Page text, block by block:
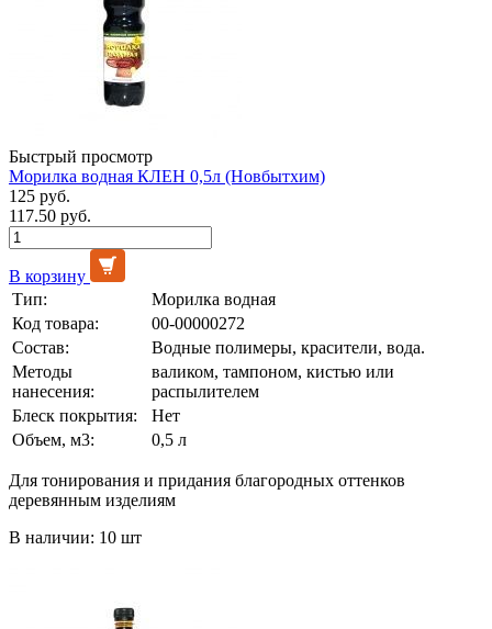
Быстрый просмотр
Морилка водная КЛЕН 0,5л (Новбытхим)
125 руб.
117.50 руб.
В корзину
Тип:
Морилка водная
Код товара:
00-00000272
Состав:
Водные полимеры, красители, вода.
Методы
нанесения:
валиком, тампоном, кистью или
распылителем
Блеск покрытия:
Нет
Объем, м3:
0,5 л
Для тонирования и придания благородных оттенков
деревянным изделиям
В наличии: 10 шт